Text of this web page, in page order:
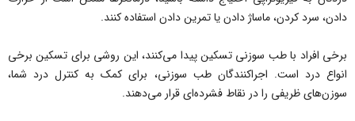
دادن، سرد کردن، ماساژ دادن یا تمرین دادن استفاده کنند.
برخی افراد با طب سوزنی تسکین پیدا می‌کنند، این روشی برای تسکین برخی
انواع درد است. اجراکنندگان طب سوزنی، برای کمک به کنترل درد شما،
سوزن‌های ظریفی را در نقاط فشرده‌ای قرار می‌دهند.